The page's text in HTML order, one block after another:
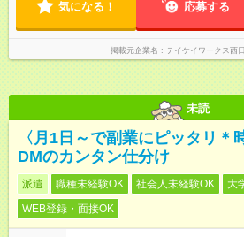
気になる！ 応募する
掲載元企業名 テイケイワークス西
未読
〈月1日～で副業にピッタリ＊
DMのカンタン仕分け
派遣 職種未経験OK 社会人未経験OK 大
WEB登録・面接OK